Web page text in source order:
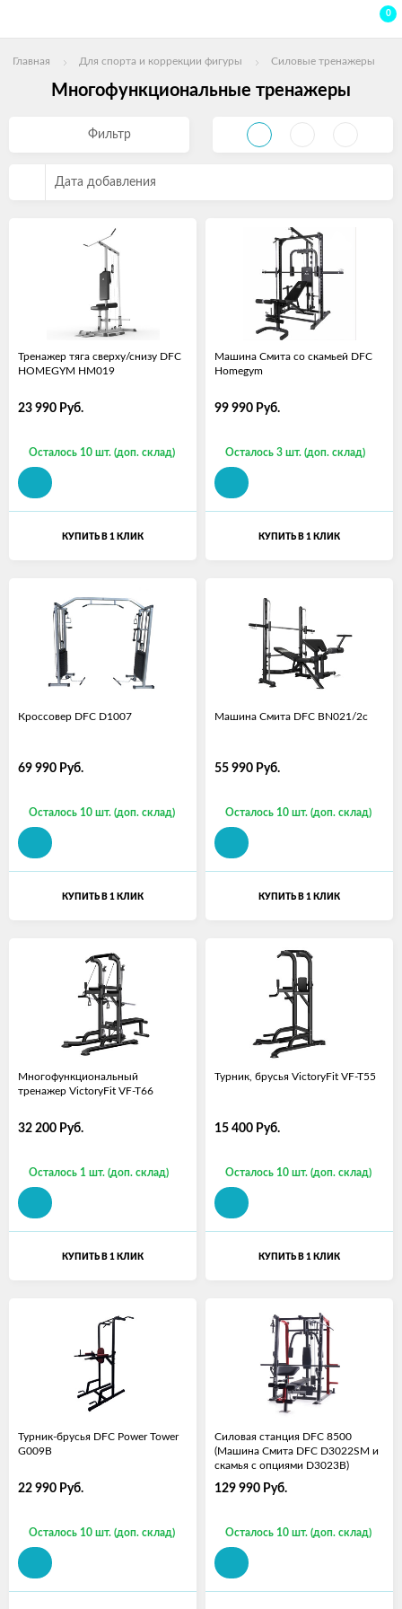
0
Главная Для спорта и коррекции фигуры Силовые тренажеры
Многофункциональные тренажеры
Фильтр
Дата добавления
Тренажер тяга сверху/снизу DFC
HOMEGYM HM019
23 990 Руб.
Осталось 10 шт. (доп. склад)
КУПИТЬ В 1 КЛИК
Машина Смита со скамьей DFC
Homegym
99 990 Руб.
Осталось 3 шт. (доп. склад)
КУПИТЬ В 1 КЛИК
Кроссовер DFC D1007
69 990 Руб.
Осталось 10 шт. (доп. склад)
КУПИТЬ В 1 КЛИК
Машина Смита DFC BN021/2с
55 990 Руб.
Осталось 10 шт. (доп. склад)
КУПИТЬ В 1 КЛИК
Многофункциональный
тренажер VictoryFit VF-T66
32 200 Руб.
Осталось 1 шт. (доп. склад)
КУПИТЬ В 1 КЛИК
Турник, брусья VictoryFit VF-T55
15 400 Руб.
Осталось 10 шт. (доп. склад)
КУПИТЬ В 1 КЛИК
Турник-брусья DFC Power Tower
G009B
22 990 Руб.
Осталось 10 шт. (доп. склад)
Силовая станция DFC 8500
(Машина Смита DFC D3022SM и
скамья с опциями D3023B)
129 990 Руб.
Осталось 10 шт. (доп. склад)